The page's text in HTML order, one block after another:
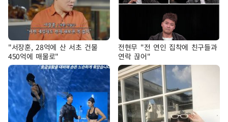
"서장훈, 28억에 산 서초 건물
450억에 매물로"
전현무 "전 연인 집착에 친구들과
연락 끊어"